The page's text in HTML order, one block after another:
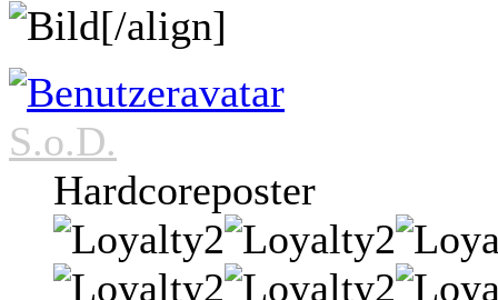
[/align]
S.o.D.
Hardcoreposter